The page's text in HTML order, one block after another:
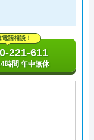
電話相談！
221-611
時間 年中無休